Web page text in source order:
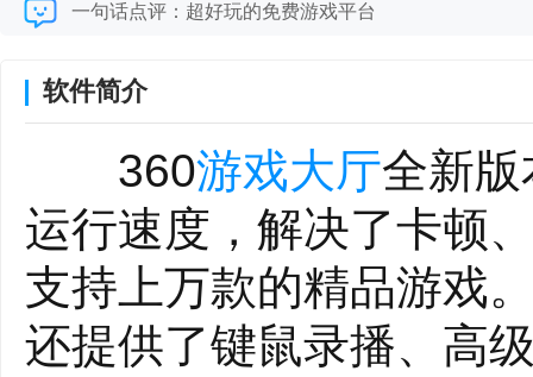
一句话点评：超好玩的免费游戏平台
软件简介
360游戏大厅全新
运行速度，解决了卡顿
支持上万款的精品游戏
还提供了键鼠录播、高